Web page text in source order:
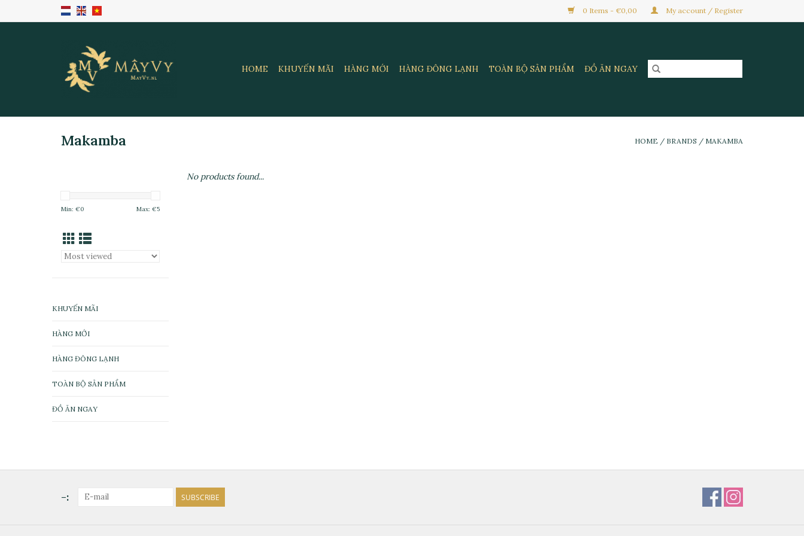
0 Items - €0,00 My account / Register
HOME KHUYẾN MÃI HÀNG MỚI HÀNG ĐÔNG LẠNH TOÀN BỘ SẢN PHẨM ĐỒ ĂN NGAY
Makamba HOME / BRANDS / MAKAMBA
Min: €0 Max: €5
KHUYẾN MÃI
HÀNG MỚI
HÀNG ĐÔNG LẠNH
TOÀN BỘ SẢN PHẨM
ĐỒ ĂN NGAY
No products found...
-: SUBSCRIBE